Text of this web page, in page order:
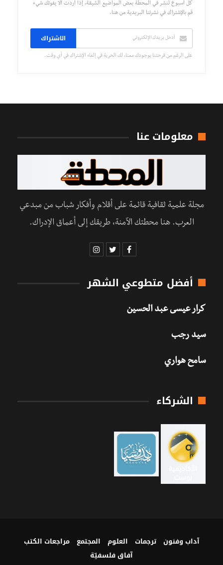
كل أسبوع تُنشر في المحطة بعض المواضيع الشيقة، إذا أردت ألا يفوتك شيء
قم بالإشتراك في نشرتنا البريدية من هنا.
الاشتراك
على الرغم من فرحتنا بوجودك معنا، لك الحرية في إلغاء الإشتراك في أي وقت.
معلومات عنا
مجلة علمية ثقافية قائمة على أقلام وأفكار شباب من مبدعي
العرب. هنا محطتك الآمنة، طريقك إلى أعماق الإدراك.
أفضل متطوعي الشهر
كرار عيسى عبد الحسين
سيد رجب
سامح هواري
الشركاء
آداب وفنون ترجمات العلوم المجتمع
مراجعات الكتب
آفاق فلسفيّة‎